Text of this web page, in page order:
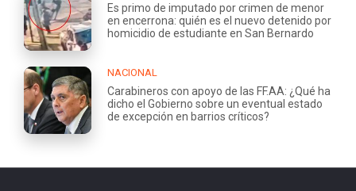
Es primo de imputado por crimen de menor
en encerrona: quién es el nuevo detenido por
homicidio de estudiante en San Bernardo
NACIONAL
Carabineros con apoyo de las FF.AA: ¿Qué ha
dicho el Gobierno sobre un eventual estado
de excepción en barrios críticos?